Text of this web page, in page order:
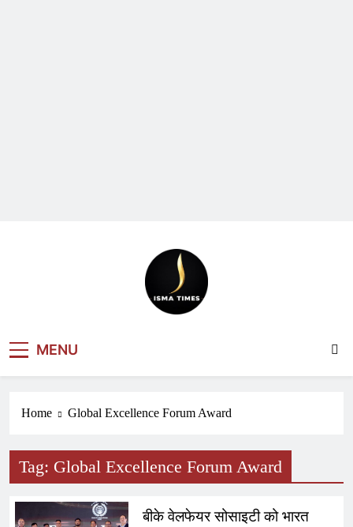
MENU
Home Global Excellence Forum Award
Tag: Global Excellence Forum Award
बीके वेलफेयर सोसाइटी को भारत